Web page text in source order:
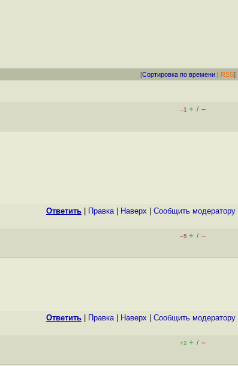
[Сортировка по времени | RSS]
–1 + / –
Ответить Правка| Наверх Cообщить модератору
–5 + / –
Ответить Правка| Наверх Cообщить модератору
+2 + / –